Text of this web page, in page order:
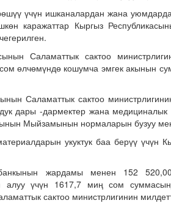
үчүн ишканалардан жана
каражаттар Кыргыз
Саламаттык сактоо
өлчөмүндө кошумча эмгек акынын
Саламаттык сактоо
дары -дармектер жана
Мыйзамынын нормаларын бузуу
укуктук баа берүү үчүн
жардамы менен 152
алуу үчүн 1617,7 миң сом
сактоо министрлигинин